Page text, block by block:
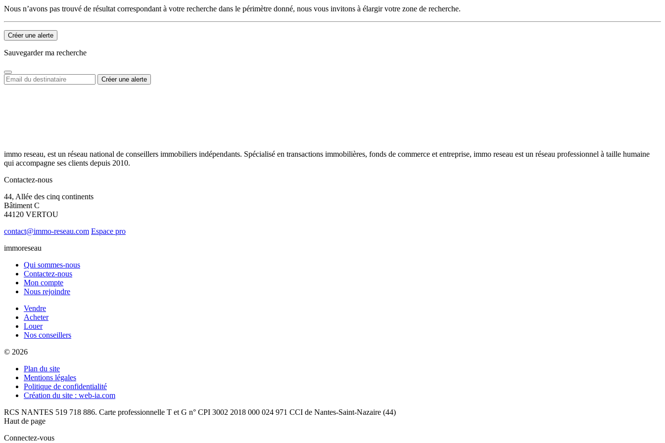
Nous n’avons pas trouvé de résultat correspondant à votre recherche dans le périmètre donné, nous vous invitons à élargir votre zone de recherche.
Créer une alerte
Sauvegarder ma recherche
immo reseau, est un réseau national de conseillers immobiliers indépendants. Spécialisé en transactions immobilières, fonds de commerce et entreprise, immo reseau est un réseau professionnel à taille humaine
qui accompagne ses clients depuis 2010.
Contactez-nous
44, Allée des cinq continents
Bâtiment C
44120 VERTOU
contact@immo-reseau.com Espace pro
immoreseau
Qui sommes-nous
Contactez-nous
Mon compte
Nous rejoindre
Vendre
Acheter
Louer
Nos conseillers
© 2026
Plan du site
Mentions légales
Politique de confidentialité
Création du site : web-ia.com
RCS NANTES 519 718 886. Carte professionnelle T et G n° CPI 3002 2018 000 024 971 CCI de Nantes-Saint-Nazaire (44)
Haut de page
Connectez-vous